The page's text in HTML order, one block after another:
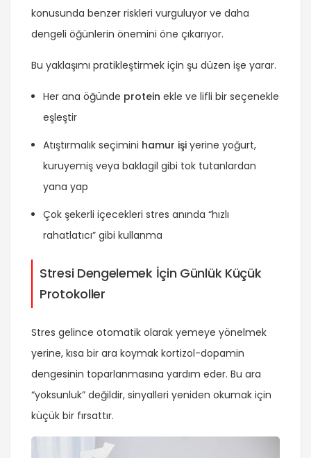
konusunda benzer riskleri vurguluyor ve daha
dengeli öğünlerin önemini öne çıkarıyor.
Bu yaklaşımı pratikleştirmek için şu düzen işe yarar.
Her ana öğünde protein ekle ve lifli bir seçenekle
eşleştir
Atıştırmalık seçimini hamur işi yerine yoğurt,
kuruyemiş veya baklagil gibi tok tutanlardan
yana yap
Çok şekerli içecekleri stres anında “hızlı
rahatlatıcı” gibi kullanma
Stresi Dengelemek İçin Günlük Küçük
Protokoller
Stres gelince otomatik olarak yemeye yönelmek
yerine, kısa bir ara koymak kortizol-dopamin
dengesinin toparlanmasına yardım eder. Bu ara
“yoksunluk” değildir, sinyalleri yeniden okumak için
küçük bir fırsattır.